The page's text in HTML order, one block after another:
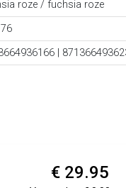
roze / fuchsia roze
|
€ 29.95